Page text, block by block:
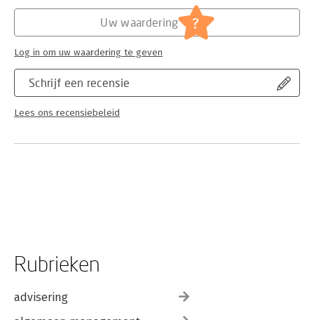
Schrijf een recensie
Lees ons recensiebeleid
Uw waardering ?
Log in om uw waardering te geven
Rubrieken
advisering